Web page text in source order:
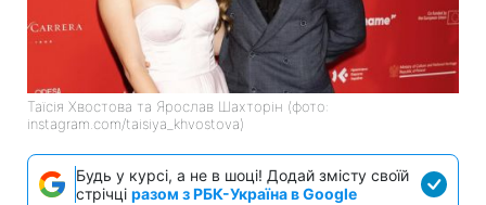
Таїсія Хвостова та Ярослав Шахторін (фото:
instagram.com/taisiya_khvostova)
Будь у курсі, а не в шоці! Додай змісту своїй
стрічці разом з РБК-Україна в Google